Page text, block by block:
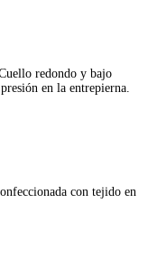
redondo y bajo
en la entrepierna.
con tejido en